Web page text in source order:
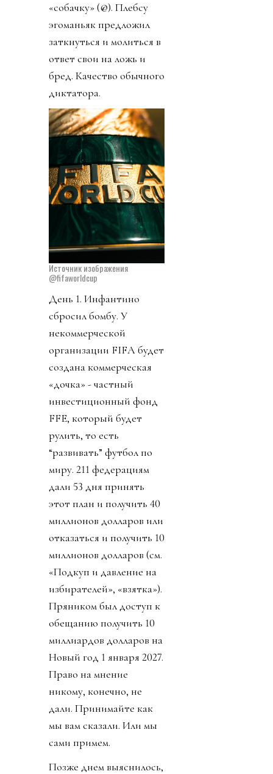
«собачку» (@). Плебсу
эгоманьяк предложил
заткнуться и молиться в
ответ свои на ложь и
бред. Качество обычного
диктатора.
Источник изображения
@fifaworldcup
День 1. Инфантино
сбросил бомбу. У
некоммерческой
организации FIFA будет
создана коммерческая
«дочка» - частный
инвестиционный фонд
FFE, который будет
рулить, то есть
“развивать” футбол по
миру. 211 федерациям
дали 53 дня принять
этот план и получить 40
миллионов долларов или
отказаться и получить 10
миллионов долларов (см.
«Подкуп и давление на
избирателей», «взятка»).
Пряником был доступ к
обещанию получить 10
миллиардов долларов на
Новый год 1 января 2027.
Право на мнение
никому, конечно, не
дали. Принимайте как
мы вам сказали. Или мы
сами примем.
Позже днем выяснилось,